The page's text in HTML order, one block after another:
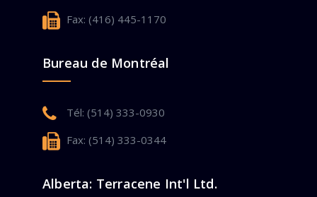
Fax: (416) 445-1170
Bureau de Montréal
Tél: (514) 333-0930
Fax: (514) 333-0344
Alberta: Terracene Int'l Ltd.